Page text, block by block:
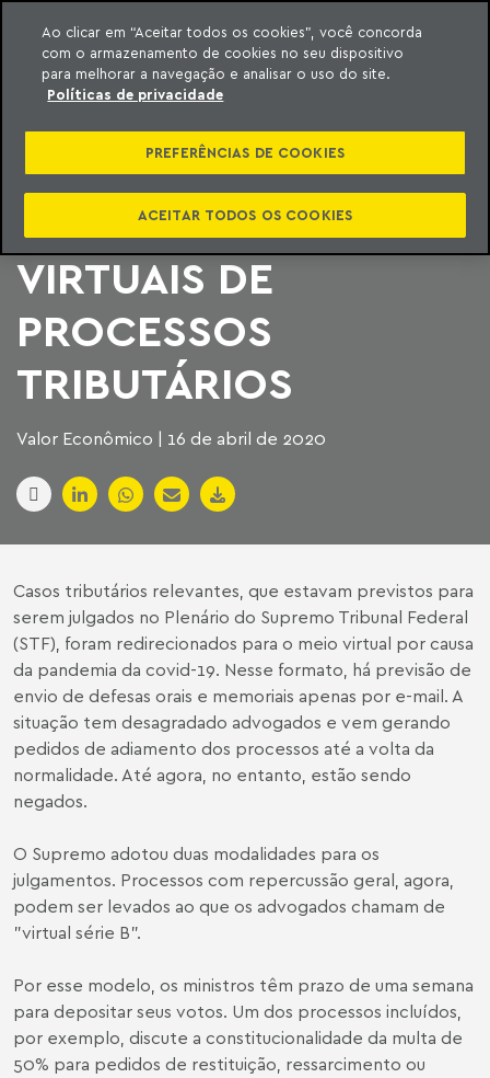
o conteúdo
Machado Meyer
STF NEGA
ADIAMENTO DE
JULGAMENTOS
VIRTUAIS DE
PROCESSOS
TRIBUTÁRIOS
Valor Econômico | 16 de abril de 2020
Casos tributários relevantes, que estavam previstos para
serem julgados no Plenário do Supremo Tribunal Federal
(STF), foram redirecionados para o meio virtual por causa
da pandemia da covid-19. Nesse formato, há previsão de
envio de defesas orais e memoriais apenas por e-mail. A
situação tem desagradado advogados e vem gerando
pedidos de adiamento dos processos até a volta da
normalidade. Até agora, no entanto, estão sendo
negados.
O Supremo adotou duas modalidades para os
julgamentos. Processos com repercussão geral, agora,
podem ser levados ao que os advogados chamam de
"virtual série B".
Por esse modelo, os ministros têm prazo de uma semana
para depositar seus votos. Um dos processos incluídos,
por exemplo, discute a constitucionalidade da multa de
50% para pedidos de restituição, ressarcimento ou
Ao clicar em “Aceitar todos os cookies”, você concorda
com o armazenamento de cookies no seu dispositivo
para melhorar a navegação e analisar o uso do site.
Políticas de privacidade
PREFERÊNCIAS DE COOKIES
ACEITAR TODOS OS COOKIES